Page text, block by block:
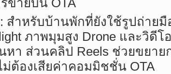
ขายบน OTA
สำหรับบ้านพักที่ยังใช้รูปถ่ายมื
ภาพมุมสูง Drone และวิดีโ
า ส่วนคลิป Reels ช่วยขยาย
ม่ต้องเสียค่าคอมมิชชั่น OTA